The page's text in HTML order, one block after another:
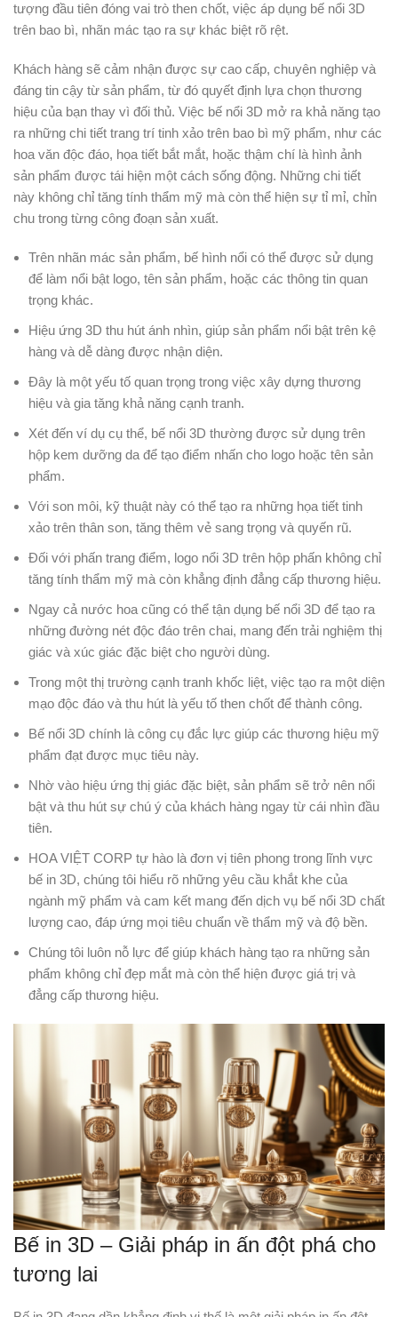
tượng đầu tiên đóng vai trò then chốt, việc áp dụng bế nổi 3D
trên bao bì, nhãn mác tạo ra sự khác biệt rõ rệt.
Khách hàng sẽ cảm nhận được sự cao cấp, chuyên nghiệp và
đáng tin cậy từ sản phẩm, từ đó quyết định lựa chọn thương
hiệu của bạn thay vì đối thủ. Việc bế nổi 3D mở ra khả năng tạo
ra những chi tiết trang trí tinh xảo trên bao bì mỹ phẩm, như các
hoa văn độc đáo, họa tiết bắt mắt, hoặc thậm chí là hình ảnh
sản phẩm được tái hiện một cách sống động. Những chi tiết
này không chỉ tăng tính thẩm mỹ mà còn thể hiện sự tỉ mỉ, chỉn
chu trong từng công đoạn sản xuất.
Trên nhãn mác sản phẩm, bế hình nổi có thể được sử dụng
để làm nổi bật logo, tên sản phẩm, hoặc các thông tin quan
trọng khác.
Hiệu ứng 3D thu hút ánh nhìn, giúp sản phẩm nổi bật trên kệ
hàng và dễ dàng được nhận diện.
Đây là một yếu tố quan trọng trong việc xây dựng thương
hiệu và gia tăng khả năng cạnh tranh.
Xét đến ví dụ cụ thể, bế nổi 3D thường được sử dụng trên
hộp kem dưỡng da để tạo điểm nhấn cho logo hoặc tên sản
phẩm.
Với son môi, kỹ thuật này có thể tạo ra những họa tiết tinh
xảo trên thân son, tăng thêm vẻ sang trọng và quyến rũ.
Đối với phấn trang điểm, logo nổi 3D trên hộp phấn không chỉ
tăng tính thẩm mỹ mà còn khẳng định đẳng cấp thương hiệu.
Ngay cả nước hoa cũng có thể tận dụng bế nổi 3D để tạo ra
những đường nét độc đáo trên chai, mang đến trải nghiệm thị
giác và xúc giác đặc biệt cho người dùng.
Trong một thị trường cạnh tranh khốc liệt, việc tạo ra một diện
mạo độc đáo và thu hút là yếu tố then chốt để thành công.
Bế nổi 3D chính là công cụ đắc lực giúp các thương hiệu mỹ
phẩm đạt được mục tiêu này.
Nhờ vào hiệu ứng thị giác đặc biệt, sản phẩm sẽ trở nên nổi
bật và thu hút sự chú ý của khách hàng ngay từ cái nhìn đầu
tiên.
HOA VIỆT CORP tự hào là đơn vị tiên phong trong lĩnh vực
bế in 3D, chúng tôi hiểu rõ những yêu cầu khắt khe của
ngành mỹ phẩm và cam kết mang đến dịch vụ bế nổi 3D chất
lượng cao, đáp ứng mọi tiêu chuẩn về thẩm mỹ và độ bền.
Chúng tôi luôn nỗ lực để giúp khách hàng tạo ra những sản
phẩm không chỉ đẹp mắt mà còn thể hiện được giá trị và
đẳng cấp thương hiệu.
Bế in 3D – Giải pháp in ấn đột phá cho
tương lai